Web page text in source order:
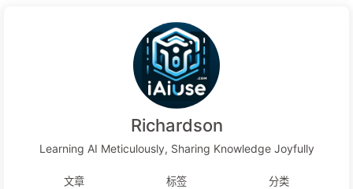
Richardson
Learning AI Meticulously, Sharing Knowledge Joyfully
文章 标签 分类